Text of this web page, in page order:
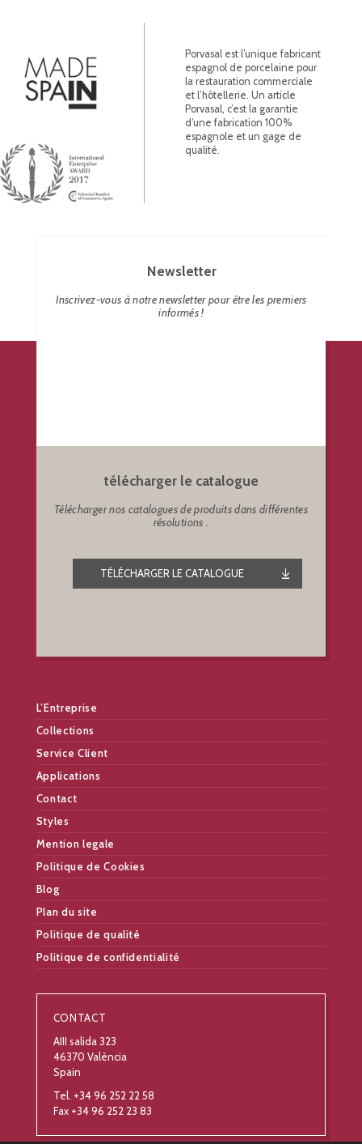
Porvasal est l’unique fabricant
espagnol de porcelaine pour
la restauration commerciale
et l’hôtellerie. Un article
Porvasal, c’est la garantie
d’une fabrication 100%
espagnole et un gage de
qualité.
Newsletter
Inscrivez-vous à notre newsletter pour être les premiers
informés !
télécharger le catalogue
Télécharger nos catalogues de produits dans différentes
résolutions .
TÉLÉCHARGER LE CATALOGUE
L’Entreprise
Collections
Service Client
Applications
Contact
Styles
Mention legale
Politique de Cookies
Blog
Plan du site
Politique de qualité
Politique de confidentialité
CONTACT
AIII salida 323
46370 València
Spain
Tel. +34 96 252 22 58
Fax +34 96 252 23 83